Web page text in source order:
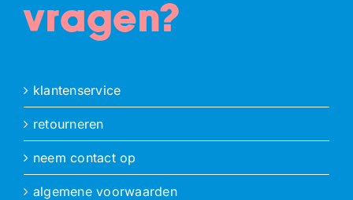
vragen?
klantenservice
retourneren
neem contact op
algemene voorwaarden